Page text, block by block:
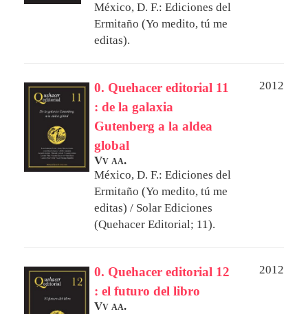
México, D. F.: Ediciones del
Ermitaño (Yo medito, tú me
editas).
0. Quehacer editorial 11
: de la galaxia
Gutenberg a la aldea
global
2012
Vv aa.
México, D. F.: Ediciones del
Ermitaño (Yo medito, tú me
editas) / Solar Ediciones
(Quehacer Editorial; 11).
0. Quehacer editorial 12
: el futuro del libro
2012
Vv aa.